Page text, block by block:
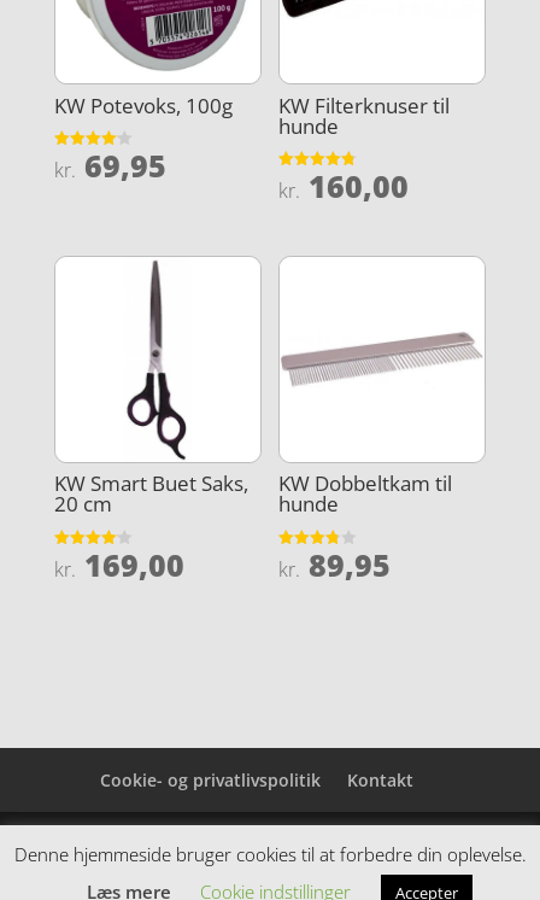
KW Potevoks, 100g
Vurderet
4.1
kr. 69,95
KW Filterknuser til
hunde
Vurderet
4.8
kr. 160,00
KW Smart Buet Saks,
20 cm
Vurderet
4.1
kr. 169,00
KW Dobbeltkam til
hunde
Vurderet
3.8
kr. 89,95
Cookie- og privatlivspolitik Kontakt
Denne hjemmeside samler et bredt udvalg af
spændende varer. Siden er et affiiliatesite, og nogle
Denne hjemmeside bruger cookies til at forbedre din oplevelse.
Læs mere
Cookie indstillinger Accepter